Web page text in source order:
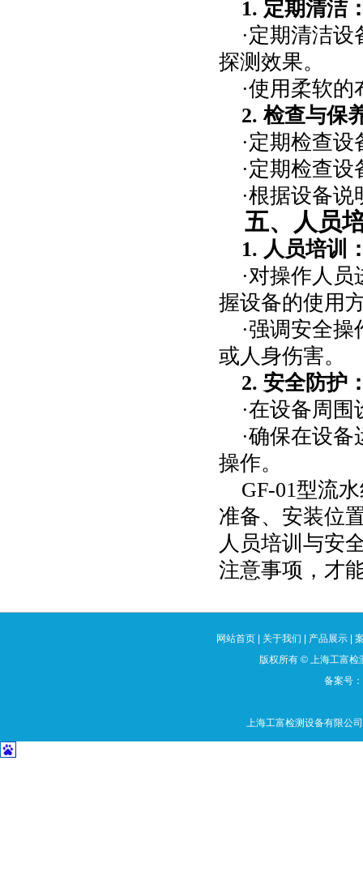
1. 定期清洁
·定期清洁
探测效果。
·使用柔软
2.检查与保
·定期检查
·定期检查
·根据设备
五、人员
1. 人员培训
·对操作人
握设备的使用
·强调安全
或人身伤害。
2. 安全防护
·在设备周
·确保在设
操作。
GF-01型流
准备、安装位
人员培训与安
注意事项，才
网站首页| 关于我们 | 产品展示|
版权所有 ©上海工富检
备案号
上海工富检测设备有限公